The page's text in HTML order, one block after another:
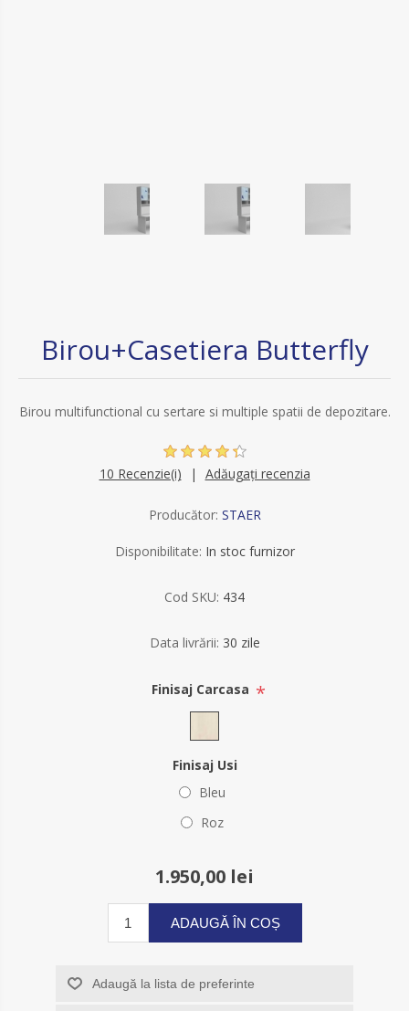
Birou+Casetiera Butterfly
Birou multifunctional cu sertare si multiple spatii de depozitare.
10 Recenzie(i) Adăugați recenzia
Producător: STAER
Disponibilitate: In stoc furnizor
Cod SKU: 434
Data livrării: 30 zile
Finisaj Carcasa *
Finisaj Usi
Bleu
Roz
1.950,00 lei
ADAUGĂ ÎN COȘ
Adaugă la lista de preferinte